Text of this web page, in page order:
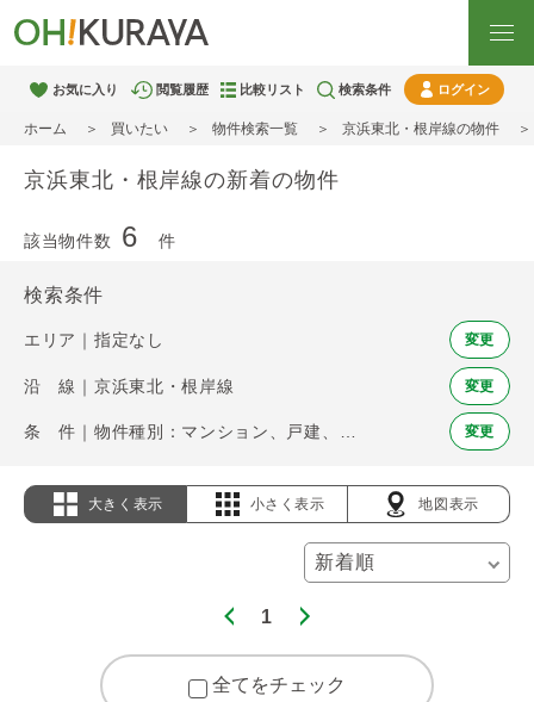
お気に入り 閲覧履歴 比較リスト 検索条件 ログイン
ホーム 買いたい 物件検索一覧 京浜東北・根岸線の物件
京浜東北・根岸線の新着の物件
該当物件数 6 件
検索条件
エリア｜指定なし 変更
沿 線｜京浜東北・根岸線 変更
変更
大きく表示 小さく表示 地図表示
1
全てをチェック